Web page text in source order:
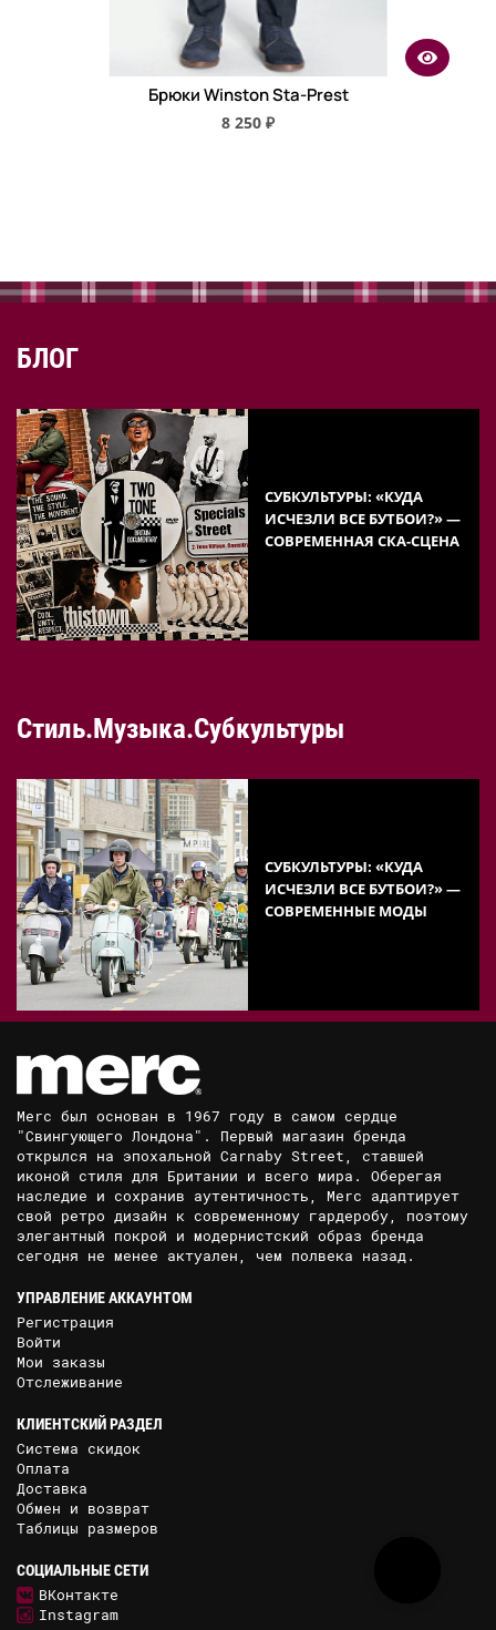
Брюки Winston Sta-Prest
8 250 ₽
БЛОГ
СУБКУЛЬТУРЫ: «КУДА
ИСЧЕЗЛИ ВСЕ БУТБОИ?» —
СОВРЕМЕННАЯ СКА-СЦЕНА
Стиль.Музыка.Субкультуры
СУБКУЛЬТУРЫ: «КУДА
ИСЧЕЗЛИ ВСЕ БУТБОИ?» —
СОВРЕМЕННЫЕ МОДЫ
Merc был основан в 1967 году в самом сердце
"Свингующего Лондона". Первый магазин бренда
открылся на эпохальной Carnaby Street, ставшей
иконой стиля для Британии и всего мира. Оберегая
наследие и сохранив аутентичность, Merc адаптирует
свой ретро дизайн к современному гардеробу, поэтому
элегантный покрой и модернистский образ бренда
сегодня не менее актуален, чем полвека назад.
УПРАВЛЕНИЕ АККАУНТОМ
Регистрация
Войти
Мои заказы
Отслеживание
КЛИЕНТСКИЙ РАЗДЕЛ
Система скидок
Оплата
Доставка
Обмен и возврат
Таблицы размеров
СОЦИАЛЬНЫЕ СЕТИ
ВКонтакте
Instagram